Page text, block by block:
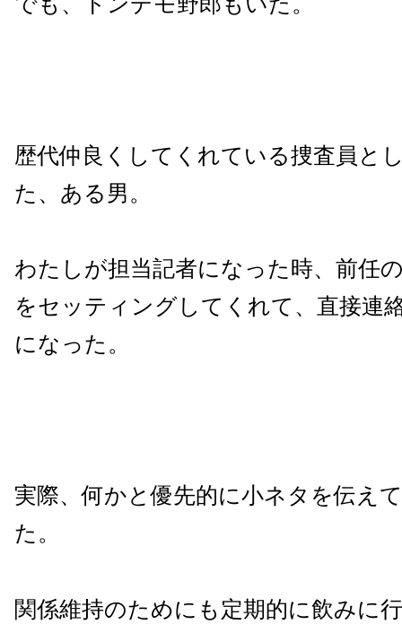
歴代仲良くしてくれている捜査員と
た、ある男。
わたしが担当記者になった時、前任
をセッティングしてくれて、直接連
になった。
実際、何かと優先的に小ネタを伝え
た。
関係維持のためにも定期的に飲みに